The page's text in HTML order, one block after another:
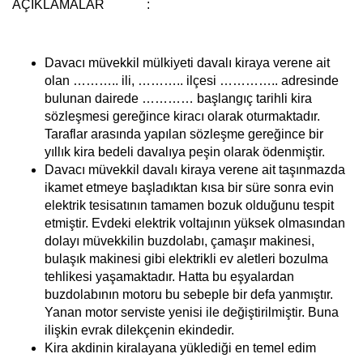
AÇIKLAMALAR :
Davacı müvekkil mülkiyeti davalı kiraya verene ait
olan ……….. ili, ……….. ilçesi ………….. adresinde
bulunan dairede ………… başlangıç tarihli kira
sözleşmesi gereğince kiracı olarak oturmaktadır.
Taraflar arasında yapılan sözleşme gereğince bir
yıllık kira bedeli davalıya peşin olarak ödenmiştir.
Davacı müvekkil davalı kiraya verene ait taşınmazda
ikamet etmeye başladıktan kısa bir süre sonra evin
elektrik tesisatının tamamen bozuk olduğunu tespit
etmiştir. Evdeki elektrik voltajının yüksek olmasından
dolayı müvekkilin buzdolabı, çamaşır makinesi,
bulaşık makinesi gibi elektrikli ev aletleri bozulma
tehlikesi yaşamaktadır. Hatta bu eşyalardan
buzdolabının motoru bu sebeple bir defa yanmıştır.
Yanan motor serviste yenisi ile değiştirilmiştir. Buna
ilişkin evrak dilekçenin ekindedir.
Kira akdinin kiralayana yüklediği en temel edim